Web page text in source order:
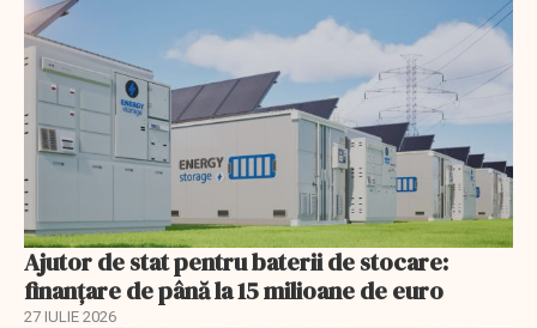
Ajutor de stat pentru baterii de stocare:
finanțare de până la 15 milioane de euro
27 IULIE 2026